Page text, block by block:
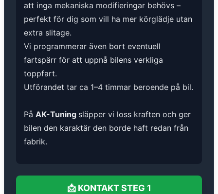
att inga mekaniska modifieringar behövs –
perfekt för dig som vill ha mer körglädje utan
extra slitage.
Vi programmerar även bort eventuell
fartspärr för att uppnå bilens verkliga
toppfart.
Utförandet tar ca 1–4 timmar beroende på bil.
På AK-Tuning släpper vi loss kraften och ger
bilen den karaktär den borde haft redan från
fabrik.
📩 KONTAKT STEG 1